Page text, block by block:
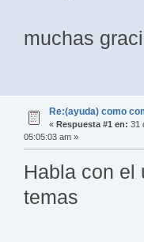
muchas
Re:(ayuda) como
« Respuesta #1 en: 31
05:05:03 am »
Habla con el
temas